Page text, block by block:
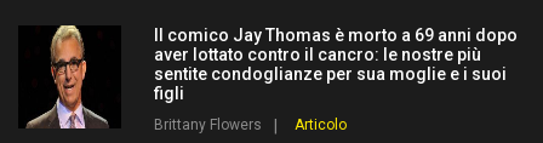
Il comico Jay Thomas è morto a 69 anni dopo
aver lottato contro il cancro: le nostre più
sentite condoglianze per sua moglie e i suoi
figli
Brittany Flowers Articolo